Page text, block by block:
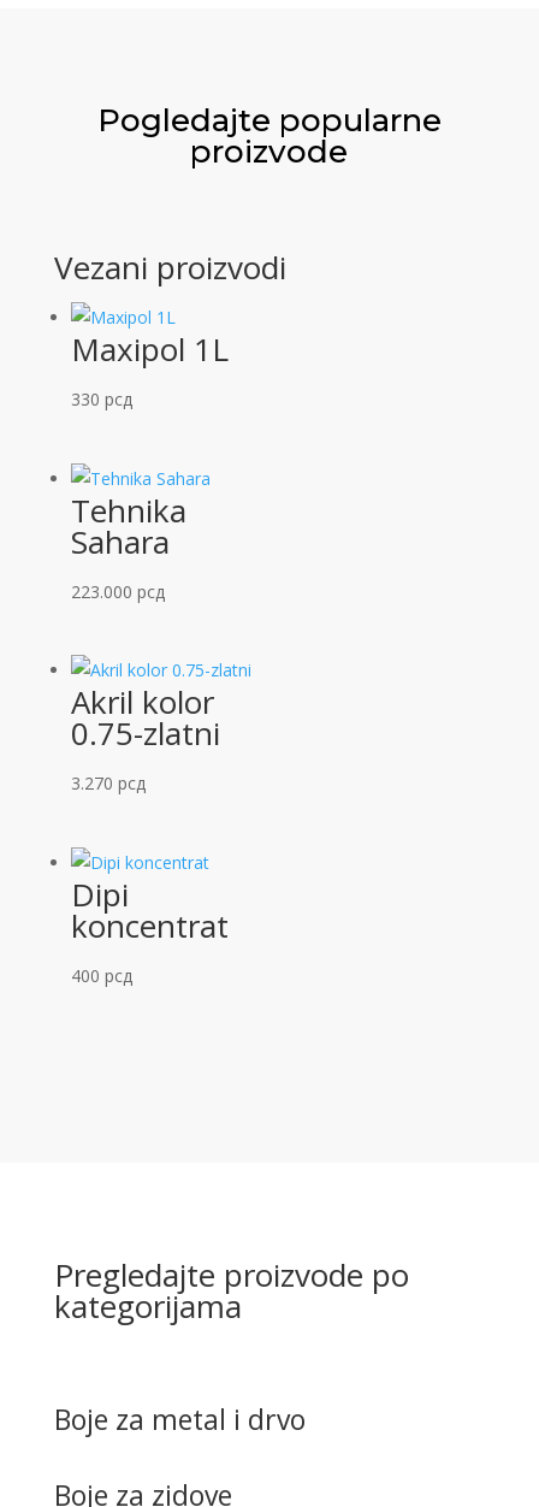
Pogledajte popularne
proizvode
Vezani proizvodi
Maxipol 1L
330 рсд
Tehnika
Sahara
223.000 рсд
Akril kolor
0.75-zlatni
3.270 рсд
Dipi
koncentrat
400 рсд
Pregledajte proizvode po
kategorijama
Boje za metal i drvo
Boje za zidove